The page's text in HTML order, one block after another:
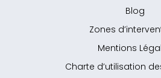
Blog
Zones
Mentions
Charte d’utilisation